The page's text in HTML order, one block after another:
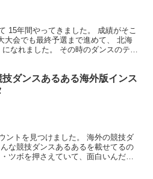
15年間やってきました。 成績がそこ
大会でも最終予選まで進めて、 北海
なれました。 その時のダンスのテー
技ダンスあるある海外版インス
ントを見つけました。 海外の競技ダ
な競技ダンスあるあるを載せてるの
ツボを押さえていて、面白いんだ